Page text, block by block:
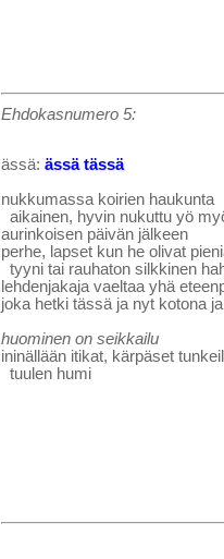
Ehdokasnumero 5:
ässä: ässä tässä
nukkumassa koirien haukunta
aikainen, hyvin nukuttu yö
aurinkoisen päivän jälkeen
perhe, lapset kun he olivat
tyyni tai rauhaton silkkinen
lehdenjakaja vaeltaa yhä
joka hetki tässä ja nyt kotona
huominen on seikkailu
ininällään itikat, kärpäset
tuulen humi